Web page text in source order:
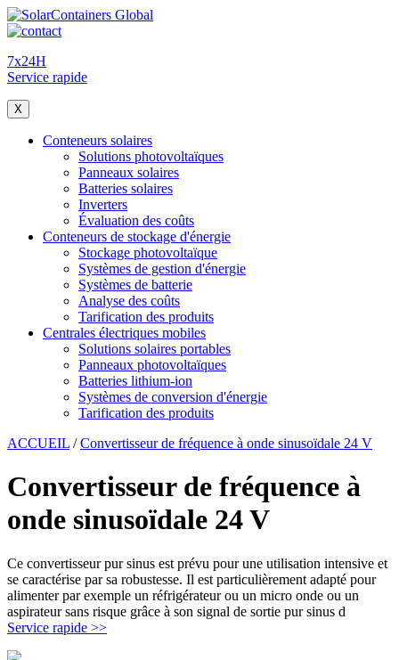
7x24H
Service rapide
X
Conteneurs solaires
Solutions photovoltaïques
Panneaux solaires
Batteries solaires
Inverters
Évaluation des coûts
Conteneurs de stockage d'énergie
Stockage photovoltaïque
Systèmes de gestion d'énergie
Systèmes de batterie
Analyse des coûts
Tarification des produits
Centrales électriques mobiles
Solutions solaires portables
Panneaux photovoltaïques
Batteries lithium-ion
Systèmes de conversion d'énergie
Tarification des produits
ACCUEIL /Convertisseur de fréquence à onde sinusoïdale 24 V
Convertisseur de fréquence à
onde sinusoïdale 24 V
Ce convertisseur pur sinus est prévu pour une utilisation intensive et
se caractérise par sa robustesse. Il est particulièrement adapté pour
alimenter par exemple un réfrigérateur ou un micro onde ou un
aspirateur sans risque grâce à son signal de sortie pur sinus d
Service rapide >>